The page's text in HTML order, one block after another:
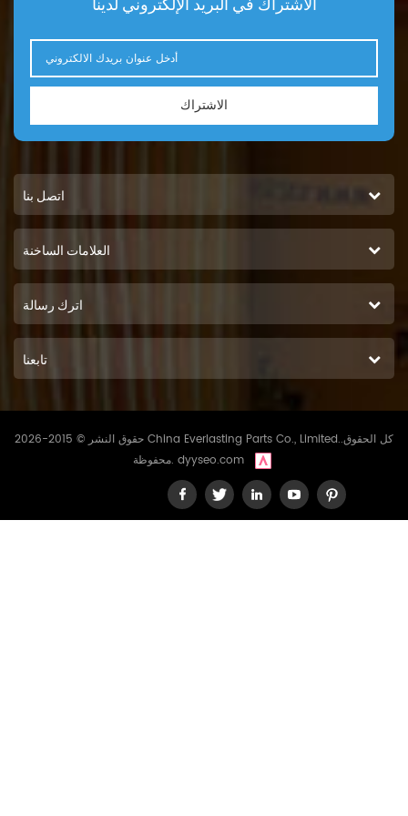
الاشتراك
اتصل بنا
العلامات الساخنة
اترك رسالة
تابعنا
حقوق النشر © 2015-2026 China Everlasting Parts Co., Limited..كل الحقوق
محفوظة. dyyseo.com